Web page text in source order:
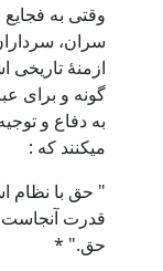
وقتی به
سران،
ازمنۀ تاریخی
گونه و برای
به دفاع و
میکنند که :
" حق با نظام
قدرت
حق." *